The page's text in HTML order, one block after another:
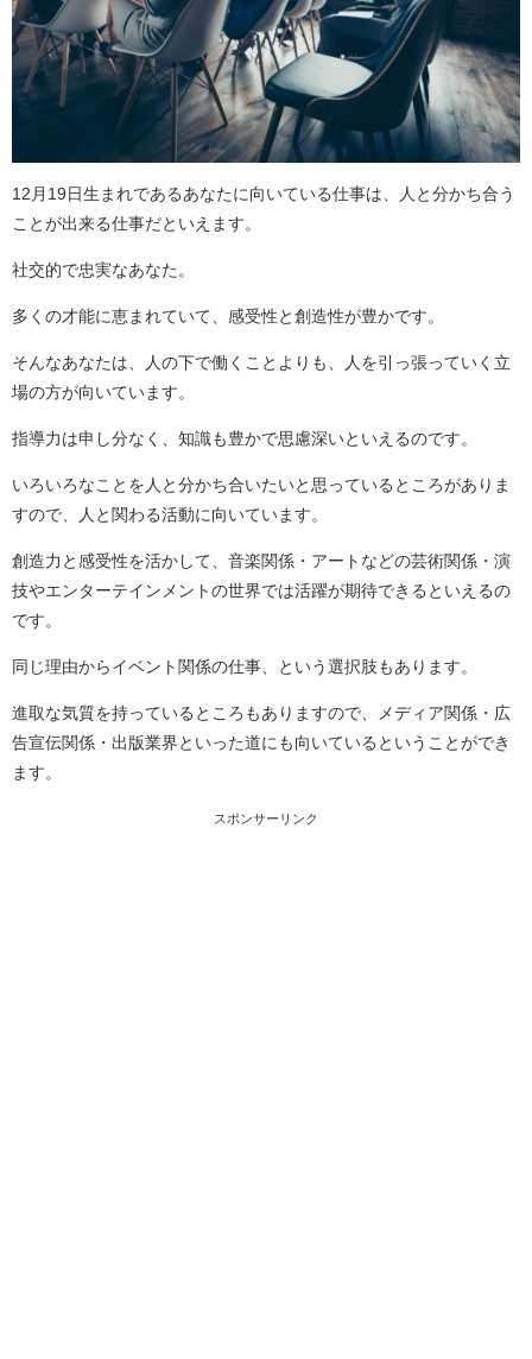
12月19日生まれであるあなたに向いている仕事は、人と分かち合う
ことが出来る仕事だといえます。
社交的で忠実なあなた。
多くの才能に恵まれていて、感受性と創造性が豊かです。
そんなあなたは、人の下で働くことよりも、人を引っ張っていく立
場の方が向いています。
指導力は申し分なく、知識も豊かで思慮深いといえるのです。
いろいろなことを人と分かち合いたいと思っているところがありま
すので、人と関わる活動に向いています。
創造力と感受性を活かして、音楽関係・アートなどの芸術関係・演
技やエンターテインメントの世界では活躍が期待できるといえるの
です。
同じ理由からイベント関係の仕事、という選択肢もあります。
進取な気質を持っているところもありますので、メディア関係・広
告宣伝関係・出版業界といった道にも向いているということができ
ます。
スポンサーリンク